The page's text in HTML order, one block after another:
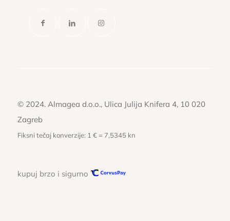
© 2024. Almagea d.o.o., Ulica Julija Knifera 4, 10 020
Zagreb
Fiksni tečaj konverzije: 1 € = 7,5345 kn
kupuj brzo i sigurno